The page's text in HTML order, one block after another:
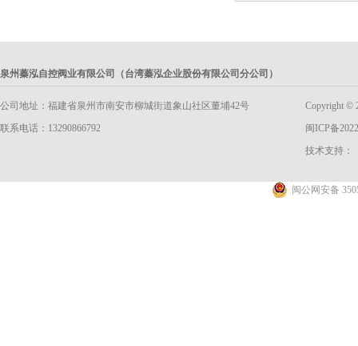
泉州蓁泓自控阀业有限公司（台湾蓁泓企业股份有限公司分公司）
公司地址：福建省泉州市南安市柳城街道象山社区董埔42号
联系电话：13290866792
Copyright ©
闽ICP备
技术支持：
闽公网安备